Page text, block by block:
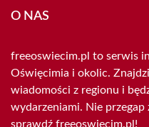
O NAS
freeoswiecim.pl to serwis
Oświęcimia i okolic.
wiadomości z regionu i
wydarzeniami. Nie
sprawdź freeoswiecim.pl!